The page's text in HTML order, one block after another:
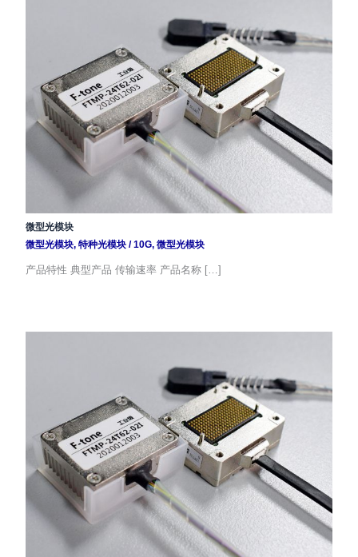
微型光模块
微型光模块, 特种光模块/10G, 微型光模块
产品特性 典型产品 传输速率 产品名称 […]